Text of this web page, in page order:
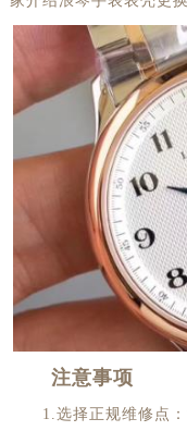
注意事项
1.选择正规维修点：